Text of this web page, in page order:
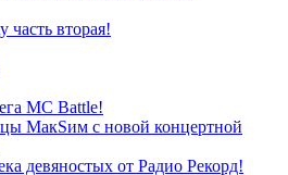
часть вторая!
МС Battle!
МакSим с новой концертной
девяностых от Радио Рекорд!